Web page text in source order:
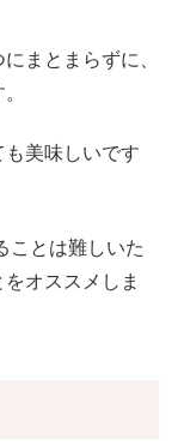
まとまらずに、
美味しいです
ことは難しいた
オススメしま